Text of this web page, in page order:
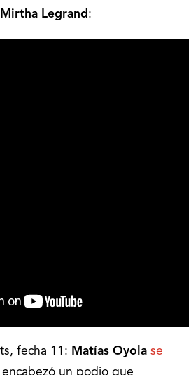
Mirtha Legrand :
fecha 11: Matías Oyola se
encabezó un podio que